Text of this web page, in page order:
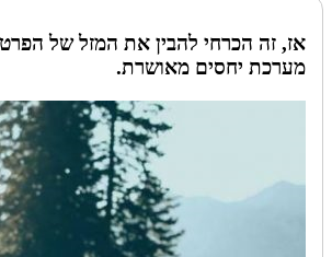
אז, זה הכרחי להבין את המזל של
מערכת יחסים מאושרת.